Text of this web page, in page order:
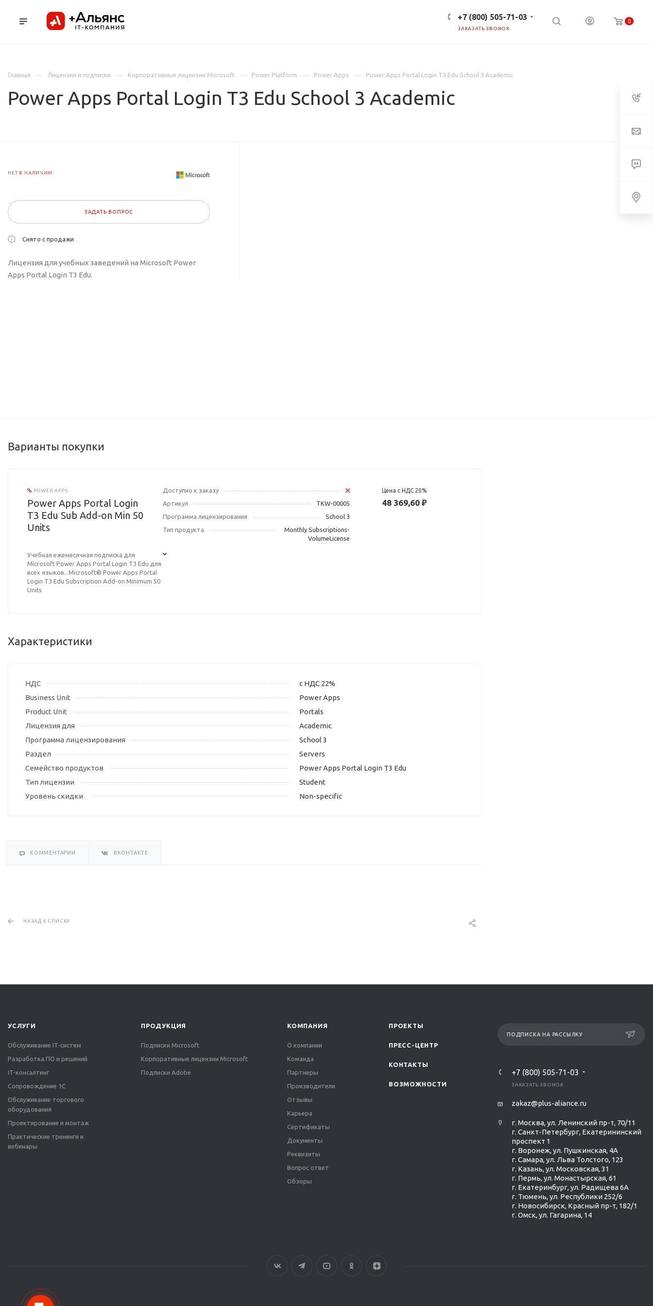
0
+7 (800) 505-71-03
ЗАКАЗАТЬ ЗВОНОК
Главная
Лицензии и подписки Корпоративные лицензии Microsoft Power Platform Power Apps Power Apps Portal Login T3 Edu School 3 Academic
Power Apps Portal Login T3 Edu School 3 Academic
НЕТ В НАЛИЧИИ
ЗАДАТЬ ВОПРОС
Снято с продажи
Лицензия для учебных заведений на Microsoft Power
Apps Portal Login T3 Edu.
Варианты покупки
POWER APPS
Power Apps Portal Login
T3 Edu Sub Add-on Min 50
Units
Учебная ежемесячная подписка для
Microsoft Power Apps Portal Login T3 Edu для
всех языков.. Microsoft® Power Apps Portal
Login T3 Edu Subscription Add-on Minimum 50
Units
Доступно к заказу
Артикул
TKW-00005
Программа лицензирования
School 3
Тип продукта
Monthly Subscriptions-
VolumeLicense
Цена с НДС 20%
48 369,60 ₽
Характеристики
НДС
с НДС 22%
Business Unit
Power Apps
Product Unit
Portals
Лицензия для
Academic
Программа лицензирования
School 3
Раздел
Servers
Семейство продуктов
Power Apps Portal Login T3 Edu
Тип лицензии
Student
Уровень скидки
Non-specific
КОММЕНТАРИИ ВКОНТАКТЕ
НАЗАД К СПИСКУ
УСЛУГИ
Обслуживание IT-систем
Разработка ПО и решений
IT-консалтинг
Сопровождение 1С
Обслуживание торгового
оборудования
Проектирование и монтаж
Практические тренинги и
вебинары
ПРОДУКЦИЯ
Подписки Microsoft
Корпоративные лицензии Microsoft
Подписки Adobe
КОМПАНИЯ
О компании
Команда
Партнеры
Производители
Отзывы
Карьера
Сертификаты
Документы
Реквизиты
Вопрос ответ
Обзоры
ПРОЕКТЫ
ПРЕСС-ЦЕНТР
КОНТАКТЫ
ВОЗМОЖНОСТИ
ПОДПИСКА НА РАССЫЛКУ
+7 (800) 505-71-03
ЗАКАЗАТЬ ЗВОНОК
zakaz@plus-aliance.ru
г. Москва, ул. Ленинский пр-т, 70/11
г. Санкт-Петербург, Екатерининский
проспект 1
г. Воронеж, ул. Пушкинская, 4А
г. Самара, ул. Льва Толстого, 123
г. Казань, ул. Московская, 31
г. Пермь, ул. Монастырская, 61
г. Екатеринбург, ул. Радищева 6А
г. Тюмень, ул. Республики 252/6
г. Новосибирск, Красный пр-т, 182/1
г. Омск, ул. ​Гагарина, 14